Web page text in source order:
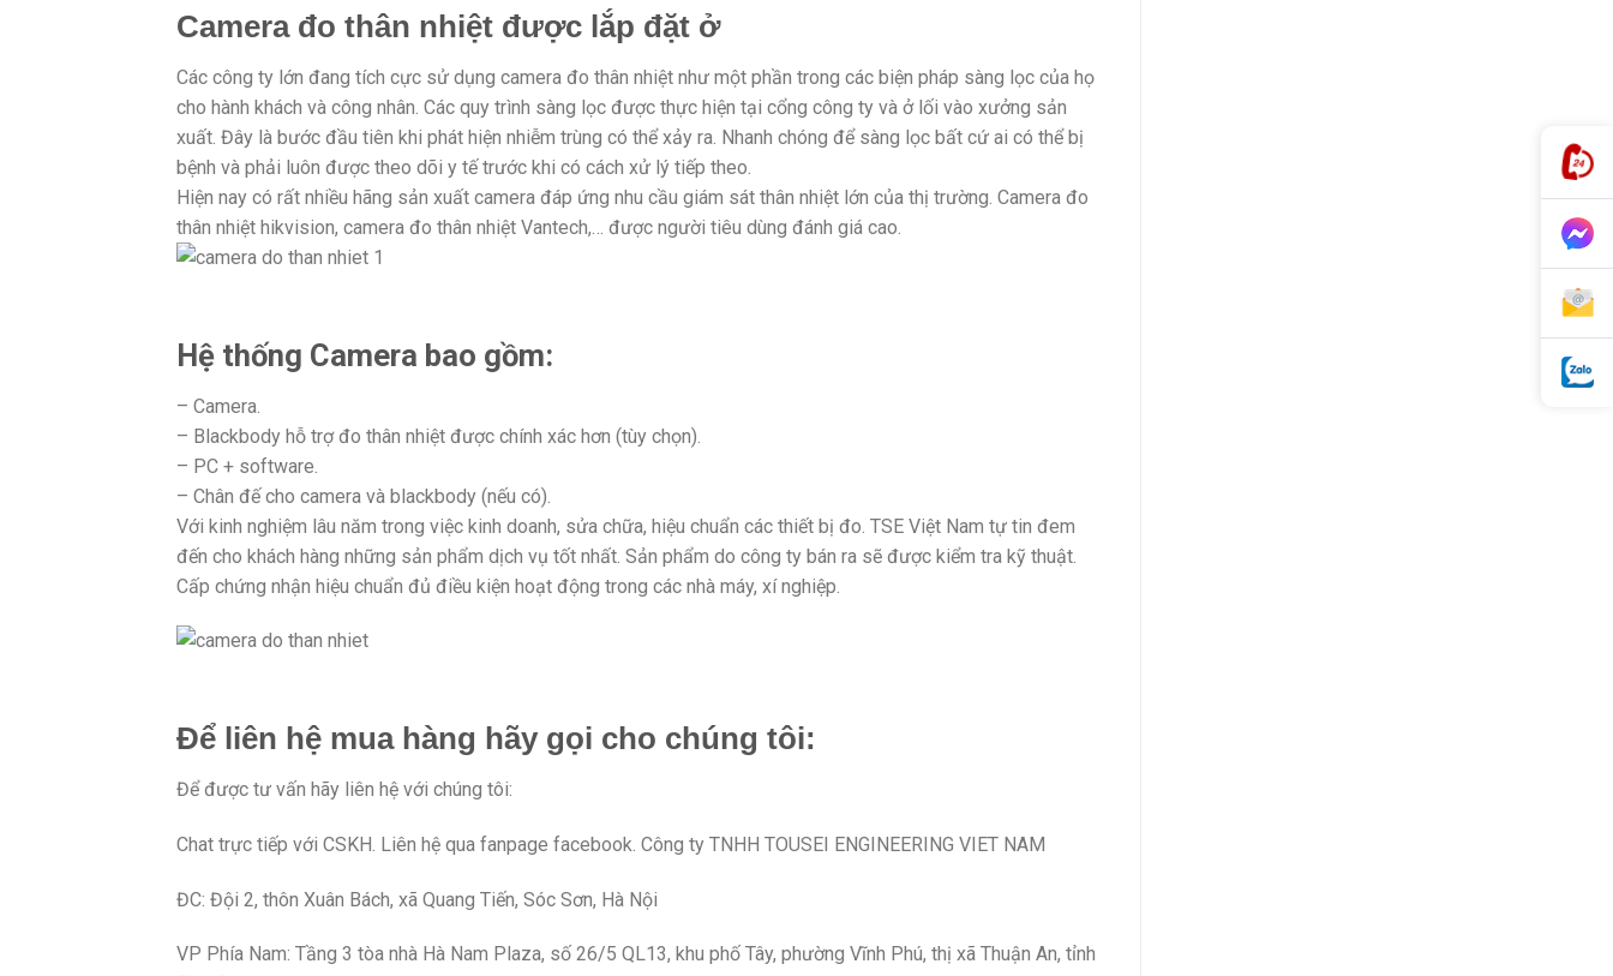
Camera đo thân nhiệt được lắp đặt ở
Các công ty lớn đang tích cực sử dụng camera đo thân nhiệt như một phần trong các biện pháp sàng lọc của họ
cho hành khách và công nhân. Các quy trình sàng lọc được thực hiện tại cổng công ty và ở lối vào xưởng sản
xuất. Đây là bước đầu tiên khi phát hiện nhiễm trùng có thể xảy ra. Nhanh chóng để sàng lọc bất cứ ai có thể bị
bệnh và phải luôn được theo dõi y tế trước khi có cách xử lý tiếp theo.
Hiện nay có rất nhiều hãng sản xuất camera đáp ứng nhu cầu giám sát thân nhiệt lớn của thị trường. Camera đo
thân nhiệt hikvision, camera đo thân nhiệt Vantech,… được người tiêu dùng đánh giá cao.
Hệ thống Camera bao gồm:
– Camera.
– Blackbody hỗ trợ đo thân nhiệt được chính xác hơn (tùy chọn).
– PC + software.
– Chân đế cho camera và blackbody (nếu có).
Với kinh nghiệm lâu năm trong việc kinh doanh, sửa chữa, hiệu chuẩn các thiết bị đo. TSE Việt Nam tự tin đem
đến cho khách hàng những sản phẩm dịch vụ tốt nhất. Sản phẩm do công ty bán ra sẽ được kiểm tra kỹ thuật.
Cấp chứng nhận hiệu chuẩn đủ điều kiện hoạt động trong các nhà máy, xí nghiệp.
Để liên hệ mua hàng hãy gọi cho chúng tôi:
Để được tư vấn hãy liên hệ với chúng tôi:
Chat trực tiếp với CSKH. Liên hệ qua fanpage facebook. Công ty TNHH TOUSEI ENGINEERING VIET NAM
ĐC: Đội 2, thôn Xuân Bách, xã Quang Tiến, Sóc Sơn, Hà Nội
VP Phía Nam: Tầng 3 tòa nhà Hà Nam Plaza, số 26/5 QL13, khu phố Tây, phường Vĩnh Phú, thị xã Thuận An, tỉnh